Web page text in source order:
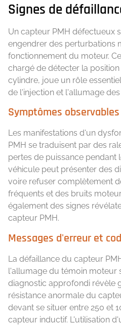
Signes de
Un capteur PMH défectueux
engendrer des perturbations
fonctionnement du moteur.
chargé de détecter la
cylindre, joue un rôle
de l'injection et l'allumage
Symptômes
Les manifestations d'un
PMH se traduisent par des
pertes de puissance pendant
véhicule peut présenter des
voire refuser complètement
fréquents et des bruits
également des signes
capteur PMH.
Messages d'erreur et
La défaillance du capteur
l'allumage du témoin moteur
diagnostic approfondi révèle
résistance anormale du
devant se situer entre 250 et
capteur inductif. L'utilisation